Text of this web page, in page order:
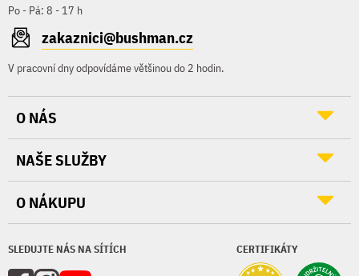
Po - Pá: 8 - 17 h
zakaznici@bushman.cz
V pracovní dny odpovídáme většinou do 2 hodin.
SLEDUJTE NÁS NA SÍTÍCH CERTIFIKÁTY
O NÁS
NAŠE SLUŽBY
O NÁKUPU